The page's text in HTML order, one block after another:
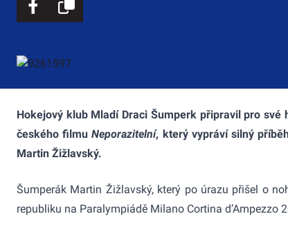
Hokejový klub Mladí Draci Šumperk připravil pro
českého filmuNeporazitelní, který vypráví silný
Martin Žižlavský.
Šumperák Martin Žižlavský, který po úrazu přišel o
republiku na Paralympiádě Milano Cortina